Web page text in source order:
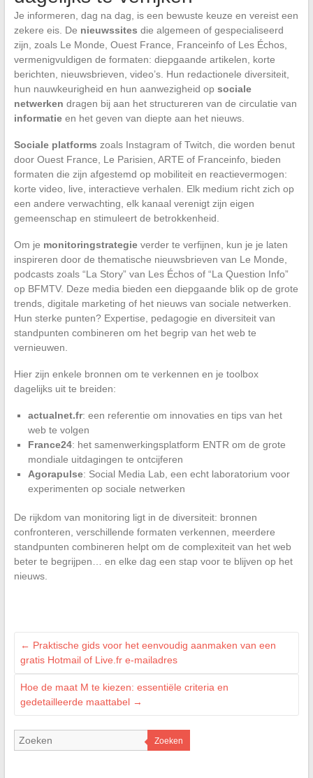
Je informeren, dag na dag, is een bewuste keuze en vereist een
zekere eis. De nieuwssites die algemeen of gespecialiseerd
zijn, zoals Le Monde, Ouest France, Franceinfo of Les Échos,
vermenigvuldigen de formaten: diepgaande artikelen, korte
berichten, nieuwsbrieven, video’s. Hun redactionele diversiteit,
hun nauwkeurigheid en hun aanwezigheid op sociale
netwerken dragen bij aan het structureren van de circulatie van
informatieen het geven van diepte aan het nieuws.
Sociale platforms zoals Instagram of Twitch, die worden benut
door Ouest France, Le Parisien, ARTE of Franceinfo, bieden
formaten die zijn afgestemd op mobiliteit en reactievermogen:
korte video, live, interactieve verhalen. Elk medium richt zich op
een andere verwachting, elk kanaal verenigt zijn eigen
gemeenschap en stimuleert de betrokkenheid.
Om je monitoringstrategieverder te verfijnen, kun je je laten
inspireren door de thematische nieuwsbrieven van Le Monde,
podcasts zoals “La Story” van Les Échos of “La Question Info”
op BFMTV. Deze media bieden een diepgaande blik op de grote
trends, digitale marketing of het nieuws van sociale netwerken.
Hun sterke punten? Expertise, pedagogie en diversiteit van
standpunten combineren om het begrip van het web te
vernieuwen.
Hier zijn enkele bronnen om te verkennen en je toolbox
dagelijks uit te breiden:
actualnet.fr: een referentie om innovaties en tips van het
web te volgen
France24: het samenwerkingsplatform ENTR om de grote
mondiale uitdagingen te ontcijferen
Agorapulse: Social Media Lab, een echt laboratorium voor
experimenten op sociale netwerken
De rijkdom van monitoring ligt in de diversiteit: bronnen
confronteren, verschillende formaten verkennen, meerdere
standpunten combineren helpt om de complexiteit van het web
beter te begrijpen… en elke dag een stap voor te blijven op het
nieuws.
← Praktische gids voor het eenvoudig aanmaken van een
gratis Hotmail of Live.fr e-mailadres
Hoe de maat M te kiezen: essentiële criteria en
gedetailleerde maattabel →
Zoeken